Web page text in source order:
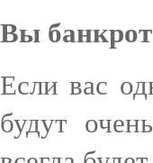
Вы
Если вас
будут